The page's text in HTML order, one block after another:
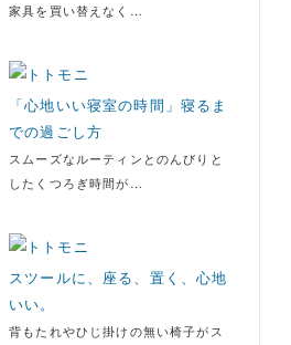
家具を買い替えなく…
「心地いい寝室の時間」寝るま
での過ごし方
スムーズなルーティンとのんびりと
したくつろぎ時間が…
スツールに、座る、置く、心地
いい。
背もたれやひじ掛けの無い椅子がス